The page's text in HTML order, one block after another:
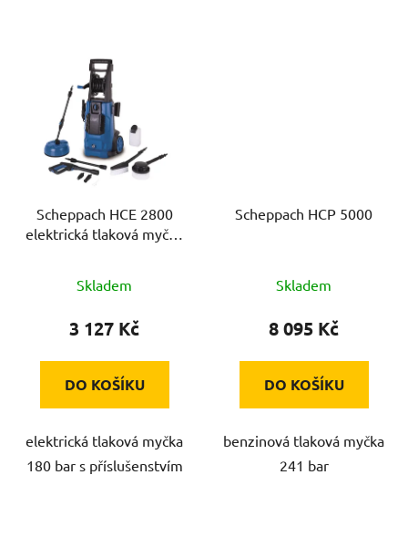
Scheppach HCE 2800
elektrická tlaková myčka
Skladem
3 127 Kč
DO KOŠÍKU
elektrická tlaková myčka
180 bar s příslušenstvím
Scheppach HCP 5000
Skladem
8 095 Kč
DO KOŠÍKU
benzinová tlaková myčka
241 bar